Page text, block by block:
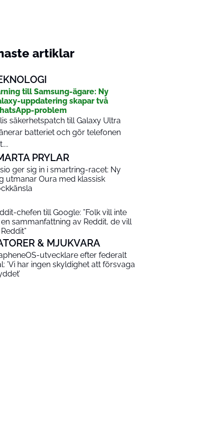
artiklar
till Samsung-ägare: Ny
uppdatering skapar två
problem
säkerhetspatch till Galaxy Ultra
batteriet och gör telefonen
PRYLAR
ger sig in i smartring-racet: Ny
utmanar Oura med klassisk
chefen till Google: ”Folk vill inte
sammanfattning av Reddit, de vill
& MJUKVARA
utvecklare efter federalt
’Vi har ingen skyldighet att försvaga